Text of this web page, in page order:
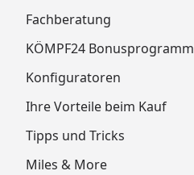
Fachberatung
KÖMPF24 Bonusprogramm
Konfiguratoren
Ihre Vorteile beim Kauf
Tipps und Tricks
Miles & More